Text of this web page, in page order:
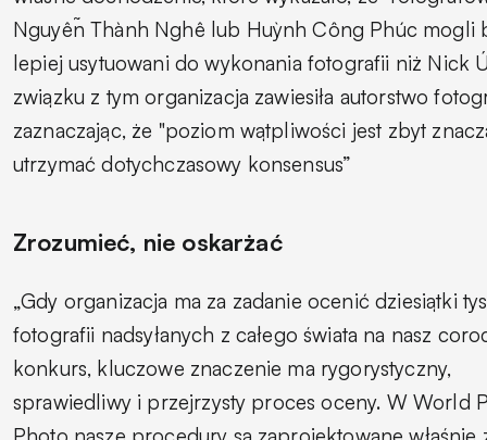
Nguyễn Thành Nghê lub Huỳnh Công Phúc mogli
lepiej usytuowani do wykonania fotografii niż Nick
związku z tym organizacja zawiesiła autorstwo
zaznaczając, że "poziom wątpliwości jest zbyt
utrzymać dotychczasowy konsensus”
Zrozumieć, nie oskarżać
„Gdy organizacja ma za zadanie ocenić dziesiątki
fotografii nadsyłanych z całego świata na nasz
konkurs, kluczowe znaczenie ma rygorystyczny,
sprawiedliwy i przejrzysty proces oceny. W World